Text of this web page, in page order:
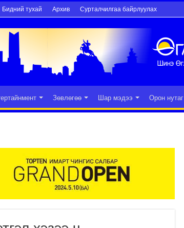
Бидний тухай Архив Сурталчилгаа байрлуулах
Зөвлөгөө Шар мэдээ Орон нутаг